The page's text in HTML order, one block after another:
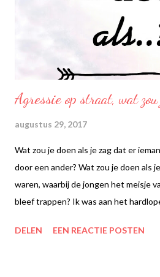
Agressie op straat, wat
augustus 29, 2017
Wat zou je doen als je zag dat er
door een ander? Wat zou je doen als
waren, waarbij de jongen het meisje
bleef trappen? Ik was aan het
Wat doe je? Hey, hou daar mee op!)
DELEN EEN REACTIE POSTEN